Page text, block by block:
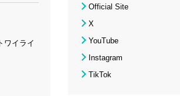
ワイライ
Official Site
X
YouTube
Instagram
TikTok